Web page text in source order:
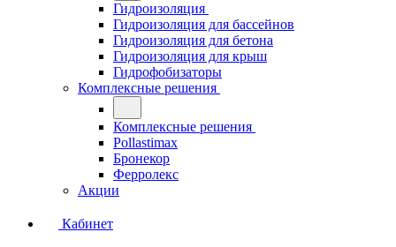
Гидроизоляция
Гидроизоляция для бассейнов
Гидроизоляция для бетона
Гидроизоляция для крыш
Гидрофобизаторы
Комплексные решения
Комплексные решения
Pollastimax
Бронекор
Ферролекс
Акции
Кабинет